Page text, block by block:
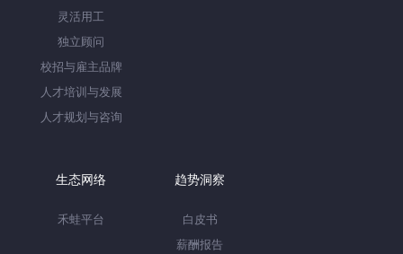
灵活用工
独立顾问
校招与雇主品牌
人才培训与发展
人才规划与咨询
生态网络
禾蛙平台
趋势洞察
白皮书
薪酬报告